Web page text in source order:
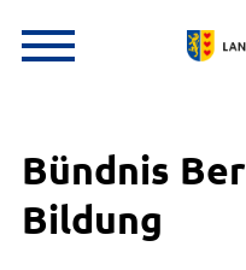
Bündnis
Bildung